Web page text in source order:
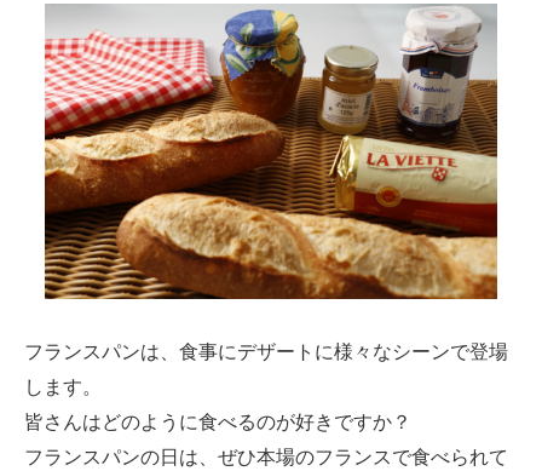
フランスパンは、食事にデザートに様々なシーンで登場
します。
皆さんはどのように食べるのが好きですか？
フランスパンの日は、ぜひ本場のフランスで食べられて